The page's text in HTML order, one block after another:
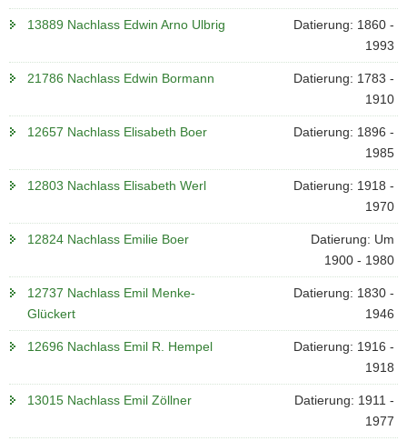
13889 Nachlass Edwin Arno Ulbrig
Datierung: 1860 -
1993
21786 Nachlass Edwin Bormann
Datierung: 1783 -
1910
12657 Nachlass Elisabeth Boer
Datierung: 1896 -
1985
12803 Nachlass Elisabeth Werl
Datierung: 1918 -
1970
12824 Nachlass Emilie Boer
Datierung: Um
1900 - 1980
12737 Nachlass Emil Menke-
Glückert
Datierung: 1830 -
1946
12696 Nachlass Emil R. Hempel
Datierung: 1916 -
1918
13015 Nachlass Emil Zöllner
Datierung: 1911 -
1977